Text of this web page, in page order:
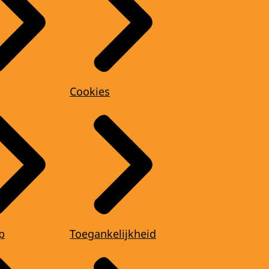
Cookies
Toegankelijkheid